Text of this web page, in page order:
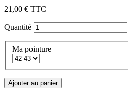
21,00 € TTC
Quantité
Ma pointure
Ajouter au panier